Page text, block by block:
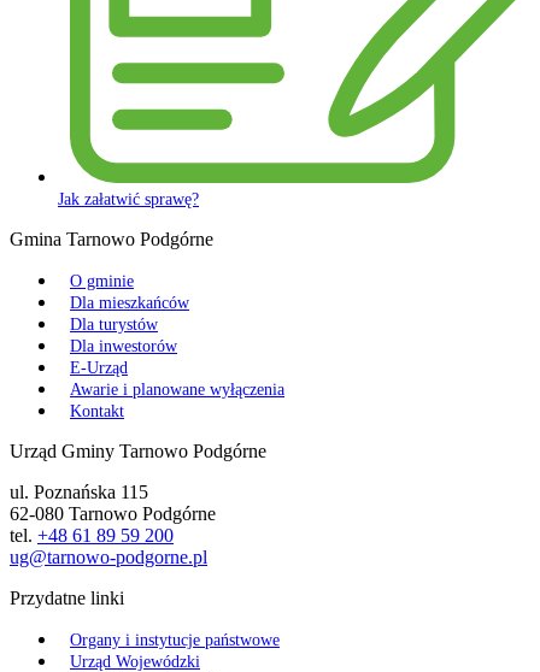
Jak załatwić sprawę?
Gmina Tarnowo Podgórne
O gminie
Dla mieszkańców
Dla turystów
Dla inwestorów
E-Urząd
Awarie i planowane wyłączenia
Kontakt
Urząd Gminy Tarnowo Podgórne
ul. Poznańska 115
62-080 Tarnowo Podgórne
tel. +48 61 89 59 200
ug@tarnowo-podgorne.pl
Przydatne linki
Organy i instytucje państwowe
Urząd Wojewódzki